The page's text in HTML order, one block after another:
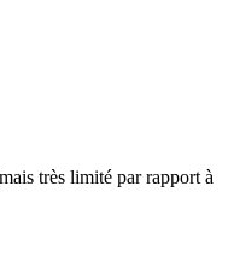
très limité par rapport à